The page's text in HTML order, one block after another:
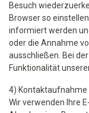
Besuch
Browser so
informiert werden
oder die Annahme
ausschließen. Bei
Funktionalität
4)
Wir verwenden Ihre